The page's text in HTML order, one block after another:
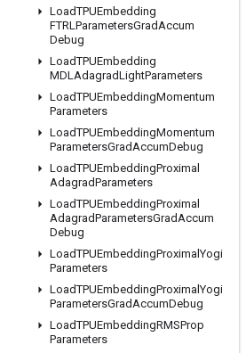
LoadTPUEmbedding
FTRLParametersGradAccum
Debug
LoadTPUEmbedding
MDLAdagradLightParameters
LoadTPUEmbeddingMomentum
Parameters
LoadTPUEmbeddingMomentum
ParametersGradAccumDebug
LoadTPUEmbeddingProximal
AdagradParameters
LoadTPUEmbeddingProximal
AdagradParametersGradAccum
Debug
LoadTPUEmbeddingProximalYogi
Parameters
LoadTPUEmbeddingProximalYogi
ParametersGradAccumDebug
LoadTPUEmbeddingRMSProp
Parameters